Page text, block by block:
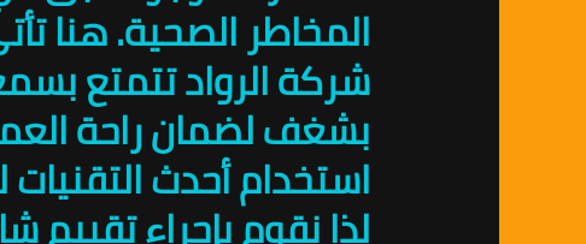
المخاطر الصحية. هنا
شركة الرواد تتمتع
بشغف لضمان راحة
استخدام أحدث
لذا نقوم بإجراء